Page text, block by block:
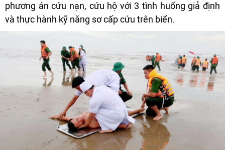
phương án cứu nạn, cứu hộ với 3 tình huống giả định
và thực hành kỹ năng sơ cấp cứu trên biển.